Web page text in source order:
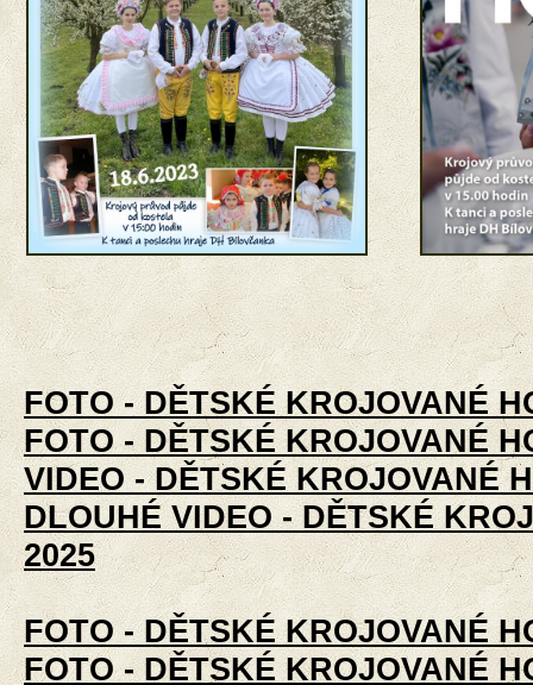
FOTO - DĚTSKÉ KROJOVANÉ
FOTO - DĚTSKÉ KROJOVANÉ
VIDEO - DĚTSKÉ KROJOVANÉ
DLOUHÉ VIDEO - DĚTSKÉ
2025
FOTO - DĚTSKÉ KROJOVANÉ
FOTO - DĚTSKÉ KROJOVANÉ